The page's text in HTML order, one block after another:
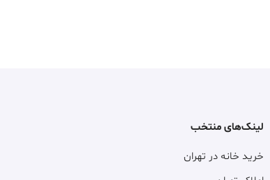
لینک‌های منتخب
خرید خانه در تهران